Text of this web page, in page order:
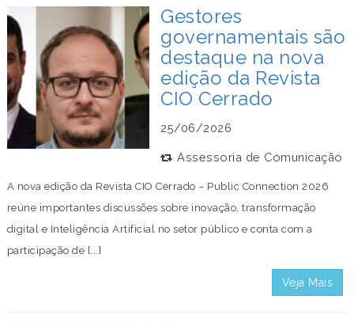
Gestores
governamentais são
destaque na nova
edição da Revista
CIO Cerrado
25/06/2026
Assessoria de Comunicação
A nova edição da Revista CIO Cerrado – Public Connection 2026
reúne importantes discussões sobre inovação, transformação
digital e Inteligência Artificial no setor público e conta com a
participação de [...]
Veja Mais